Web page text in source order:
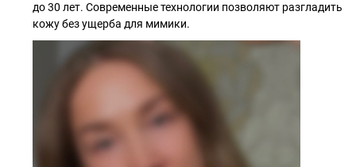
до 30 лет. Современные технологии позволяют разгладить
кожу без ущерба для мимики.